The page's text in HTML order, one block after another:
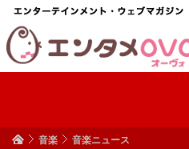
音楽 音楽ニュース